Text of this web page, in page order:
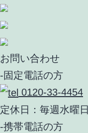
お問い合わせ
-固定電話の方
0120-33-4454
定休日：毎週水曜
-携帯電話の方